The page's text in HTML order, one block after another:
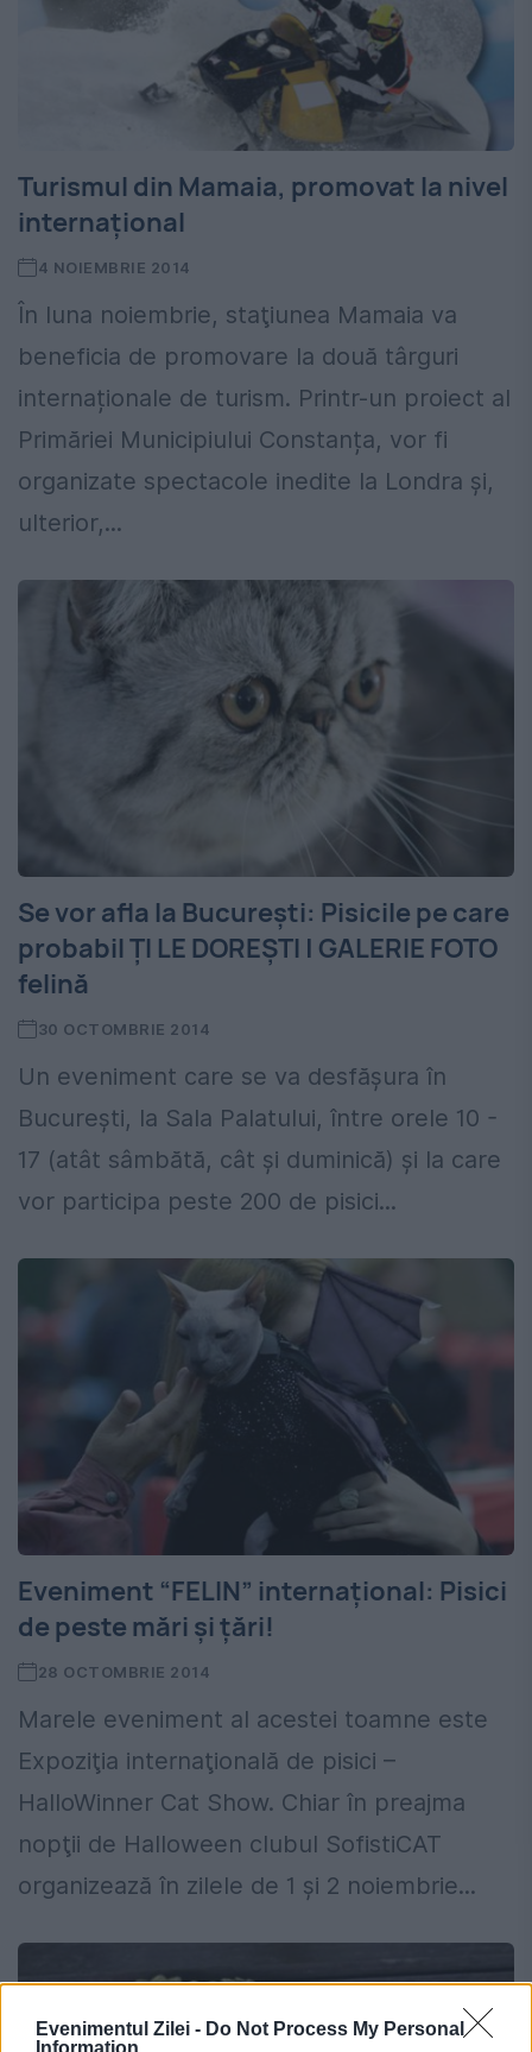
Evenimentul Zilei - Do Not Process My Personal
Information
Turismul din Mamaia, promovat la nivel
internațional
4 NOIEMBRIE 2014
În luna noiembrie, staţiunea Mamaia va
beneficia de promovare la două târguri
internaționale de turism. Printr-un proiect al
Primăriei Municipiului Constanța, vor fi
organizate spectacole inedite la Londra și,
ulterior,...
Se vor afla la Bucureşti: Pisicile pe care
probabil ŢI LE DOREŞTI | GALERIE FOTO
felină
30 OCTOMBRIE 2014
Un eveniment care se va desfăşura în
Bucureşti, la Sala Palatului, între orele 10 -
17 (atât sâmbătă, cât şi duminică) şi la care
vor participa peste 200 de pisici...
Eveniment “FELIN” internaţional: Pisici
de peste mări şi ţări!
28 OCTOMBRIE 2014
Marele eveniment al acestei toamne este
Expoziţia internaţională de pisici –
HalloWinner Cat Show. Chiar în preajma
nopţii de Halloween clubul SofistiCAT
organizează în zilele de 1 şi 2 noiembrie...